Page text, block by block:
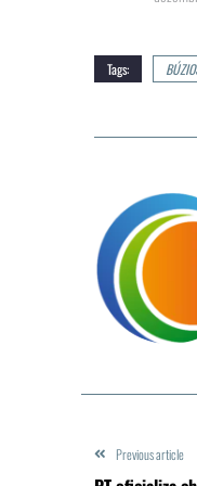
Tags:
Previous article